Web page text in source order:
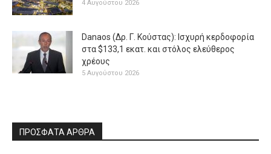
4 Αυγούστου 2026
Danaos (Δρ. Γ. Κούστας): Ισχυρή κερδοφορία
στα $133,1 εκατ. και στόλος ελεύθερος
χρέους
5 Αυγούστου 2026
ΠΡΟΣΦΑΤΑ ΑΡΘΡΑ